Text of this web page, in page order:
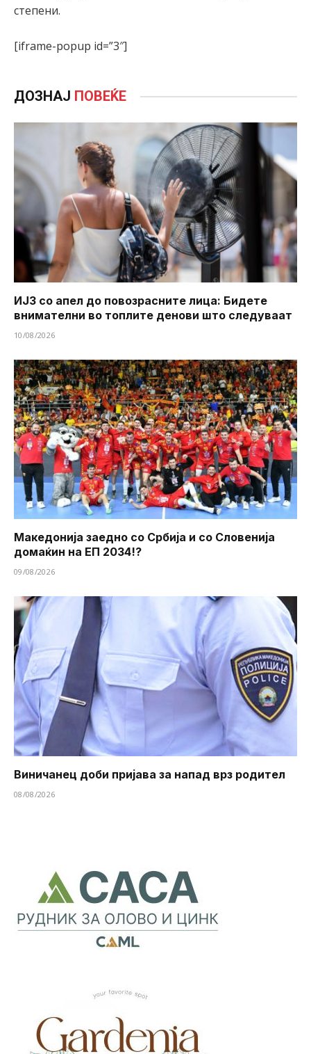
степени.
[iframe-popup id=”3″]
ДОЗНАЈ ПОВЕЌЕ
ИЈЗ со апел до повозрасните лица: Бидете
внимателни во топлите денови што следуваат
10/08/2026
Македонија заедно со Србија и со Словенија
домаќин на ЕП 2034!?
09/08/2026
Виничанец доби пријава за напад врз родител
08/08/2026